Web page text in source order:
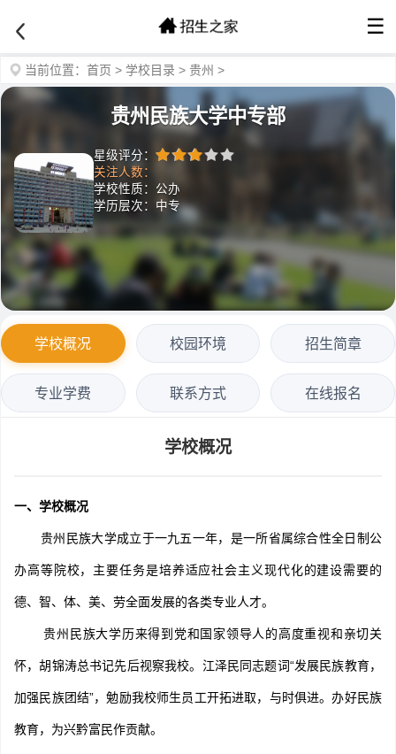
☰
当前位置： 首页 > 学校目录 > 贵州 >
贵州民族大学中专部
星级评分：
关注人数：
学校性质：公办
学历层次：中专
学校概况 校园环境 招生简章
专业学费 联系方式 在线报名
学校概况
一、学校概况
贵州民族大学成立于一九五一年，是一所省属综合性全日制公
办高等院校，主要任务是培养适应社会主义现代化的建设需要的
德、智、体、美、劳全面发展的各类专业人才。
贵州民族大学历来得到党和国家领导人的高度重视和亲切关
怀，胡锦涛总书记先后视察我校。江泽民同志题词“发展民族教育，
加强民族团结”，勉励我校师生员工开拓进取，与时俱进。办好民族
教育，为兴黔富民作贡献。